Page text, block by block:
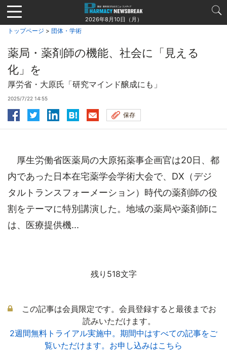
Jump
to
navigation
2026年8月10日（月）
トップページ > 団体・学術
薬局・薬剤師の機能、社会に「見える
化」を
厚労省・大原氏「研究マインド醸成にも」
2025/7/22 14:55
保存
厚生労働省医薬局の大原拓薬事企画官は20日、都
内であった日本在宅薬学会学術大会で、DX（デジ
タルトランスフォーメーション）時代の薬剤師の役
割をテーマに特別講演した。地域の薬局や薬剤師に
は、医療提供機...
残り518文字
この記事は会員限定です。会員登録すると最後までお
読みいただけます。
2週間無料トライアル実施中。期間中はすべての記事をご
覧いただけます。お申し込みはこちら